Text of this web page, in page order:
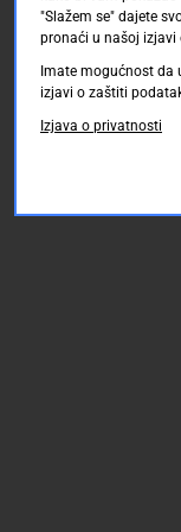
o 23.08.2026
745.00
"Slažem se" dajete
pronaći u našoj
Imate mogućnost da
izjavi o zaštiti
Izjava o privatnosti